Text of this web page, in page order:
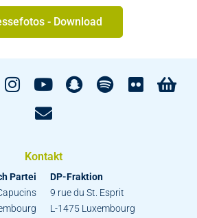
- Download
Kontakt
Partei
DP-Fraktion
9 rue du St. Esprit
L-1475 Luxembourg